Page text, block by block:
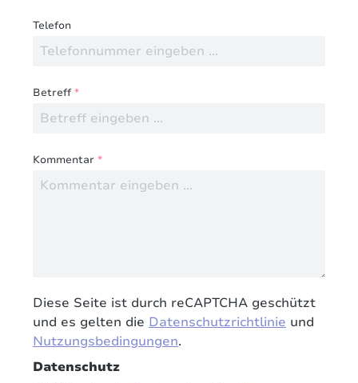
Telefon
Betreff*
Kommentar *
Diese Seite ist durch reCAPTCHA geschützt
und es gelten die Datenschutzrichtlinie und
Nutzungsbedingungen.
Datenschutz